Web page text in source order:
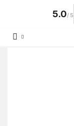
5.0/ 5